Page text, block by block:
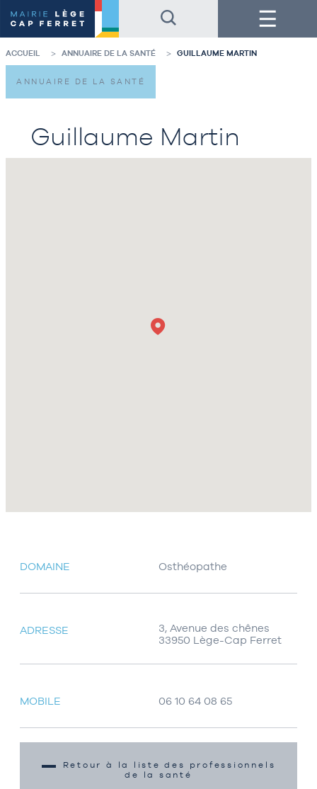
au
contenu
de
la
page
au
pied
de
page
Menu
ACCUEIL ANNUAIRE DE LA SANTÉ GUILLAUME MARTIN
Guillaume Martin
ANNUAIRE DE LA SANTÉ
DOMAINE Osthéopathe
ADRESSE
3, Avenue des chênes
33950 Lège-Cap Ferret
MOBILE 06 10 64 08 65
Retour à la liste des professionnels
de la santé